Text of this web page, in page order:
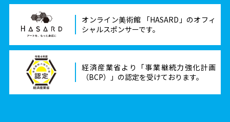
オンライン美術館 「HASARD」のオフィ
シャルスポンサーです。
経済産業省より「事業継続力強化計画
（BCP）」の認定を受けております。